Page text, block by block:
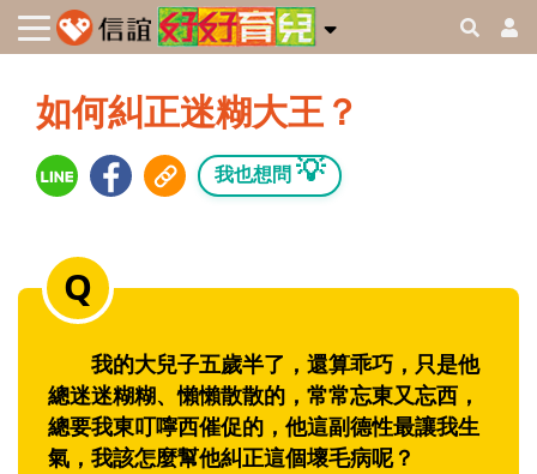
如何糾正迷糊大王？
我也想問 💡
我的大兒子五歲半了，還算乖巧，只是他
總迷迷糊糊、懶懶散散的，常常忘東又忘西，
總要我東叮嚀西催促的，他這副德性最讓我生
氣，我該怎麼幫他糾正這個壞毛病呢？